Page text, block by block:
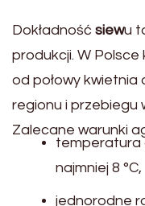
Dokładność siewu
produkcji. W Polsce
od połowy kwietnia
regionu i przebiegu
Zalecane warunki
temperatura
najmniej 8 °C,
jednorodne